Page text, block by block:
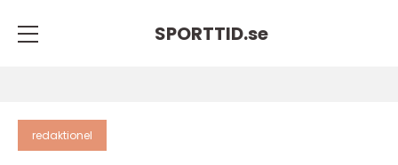
SPORTTID.se
redaktionel